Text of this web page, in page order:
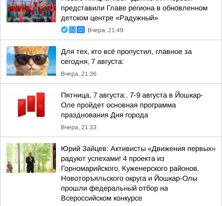
представили Главе региона в обновленном
детском центре «Радужный»
Вчера, 21:49
Для тех, кто всё пропустил, главное за
сегодня, 7 августа:
Вчера, 21:36
Пятница, 7 августа:. 7-9 августа в Йошкар-
Оле пройдет основная программа
празднования Дня города
Вчера, 21:33
Юрий Зайцев: Активисты «Движения первых»
радуют успехами! 4 проекта из
Горномарийского, Куженерского районов,
Новоторъяльского округа и Йошкар-Олы
прошли федеральный отбор на
Всероссийском конкурсе